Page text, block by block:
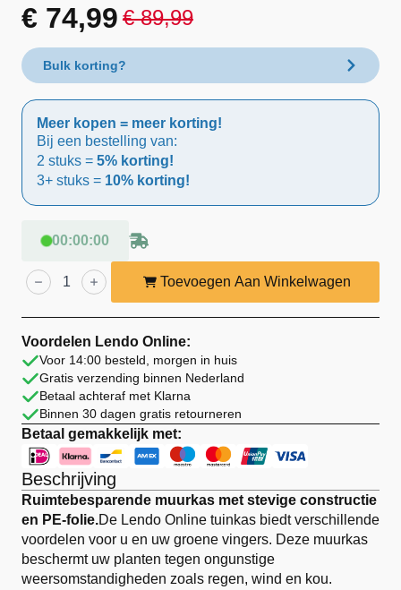
€89,99
Oorspronkelijke
prijs
was:
€ 89,99.
€ 74,99
Huidige
prijs
is:
€ 74,99.
Bulk korting?
Meer kopen = meer korting!
Bij een bestelling van:
2 stuks = 5% korting!
3+ stuks = 10% korting!
00:00:00
Lendo
Online
Tuinkas
cm
PE
Staal
aantal
Toevoegen Aan Winkelwagen
Voordelen Lendo Online:
Voor 14:00 besteld, morgen in huis
Gratis verzending binnen Nederland
Betaal achteraf met Klarna
Binnen 30 dagen gratis retourneren
Betaal gemakkelijk met:
Beschrijving
Ruimtebesparende muurkas met stevige constructie
en PE-folie.De Lendo Online tuinkas biedt verschillende
voordelen voor u en uw groene vingers. Deze muurkas
beschermt uw planten tegen ongunstige
weersomstandigheden zoals regen, wind en kou.